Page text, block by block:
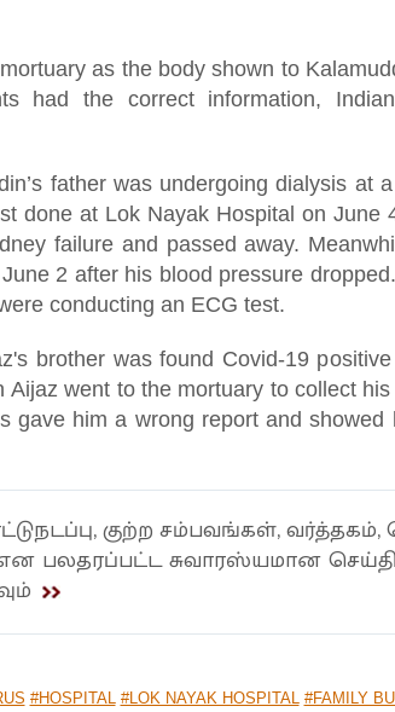
as the body shown to
had the correct information,
father was undergoing dialysis at
done at Lok Nayak Hospital on June
failure and passed away.
2 after his blood pressure
conducting an ECG test.
brother was found Covid-19
Aijaz went to the mortuary to collect
gave him a wrong report and showed
குற்ற சம்பவங்கள்,
பலதரப்பட்ட சுவாரஸ்யமான
#HOSPITAL #LOK NAYAK HOSPITAL #FAMILY